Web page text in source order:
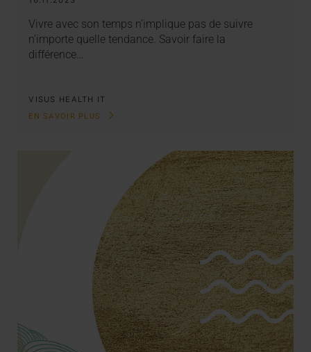
Vivre avec son temps n’implique pas de suivre
n’importe quelle tendance. Savoir faire la
différence…
VISUS HEALTH IT
EN SAVOIR PLUS